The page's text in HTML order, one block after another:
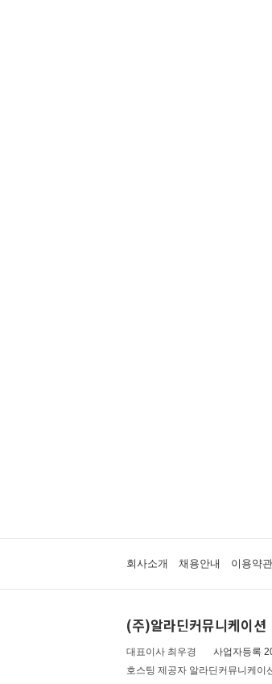
회사소개 채용안내 이용약관
(주)알라딘커뮤니케이션
대표이사 최우경 사업자등록
호스팅 제공자 알라딘커뮤니케이